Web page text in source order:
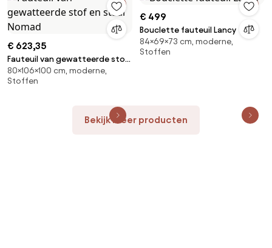
€ 623,35
Fauteuil van gewatteerde stof
en staal Nomad
80×106×100 cm, moderne,
Stoffen
€ 499
Bouclette fauteuil Lancy
84×69×73 cm, moderne,
Stoffen
Bekijk meer producten